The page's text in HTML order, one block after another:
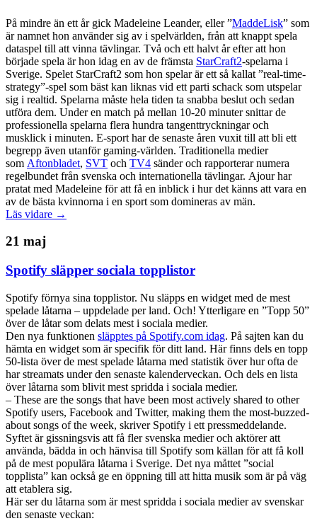
På mindre än ett år gick Madeleine Leander, eller ”MaddeLisk” som
är namnet hon använder sig av i spelvärlden, från att knappt spela
dataspel till att vinna tävlingar. Två och ett halvt år efter att hon
började spela är hon idag en av de främsta StarCraft2-spelarna i
Sverige. Spelet StarCraft2 som hon spelar är ett så kallat ”real-time-
strategy”-spel som bäst kan liknas vid ett parti schack som utspelar
sig i realtid. Spelarna måste hela tiden ta snabba beslut och sedan
utföra dem. Under en match på mellan 10-20 minuter snittar de
professionella spelarna flera hundra tangenttryckningar och
musklick i minuten. E-sport har de senaste åren vuxit till att bli ett
begrepp även utanför gaming-världen. Traditionella medier
som Aftonbladet, SVT och TV4 sänder och rapporterar numera
regelbundet från svenska och internationella tävlingar. Ajour har
pratat med Madeleine för att få en inblick i hur det känns att vara en
av de bästa kvinnorna i en sport som domineras av män.
Läs vidare →
21 maj
Spotify släpper sociala topplistor
Spotify förnya sina topplistor. Nu släpps en widget med de mest
spelade låtarna – uppdelade per land. Och! Ytterligare en ”Topp 50”
över de låtar som delats mest i sociala medier.
Den nya funktionen släpptes på Spotify.com idag. På sajten kan du
hämta en widget som är specifik för ditt land. Här finns dels en topp
50-lista över de mest spelade låtarna med statistik över hur ofta de
har streamats under den senaste kalenderveckan. Och dels en lista
över låtarna som blivit mest spridda i sociala medier.
– These are the songs that have been most actively shared to other
Spotify users, Facebook and Twitter, making them the most-buzzed-
about songs of the week, skriver Spotify i ett pressmeddelande.
Syftet är gissningsvis att få fler svenska medier och aktörer att
använda, bädda in och hänvisa till Spotify som källan för att få koll
på de mest populära låtarna i Sverige. Det nya måttet ”social
topplista” kan också ge en öppning till att hitta musik som är på väg
att etablera sig.
Här ser du låtarna som är mest spridda i sociala medier av svenskar
den senaste veckan: